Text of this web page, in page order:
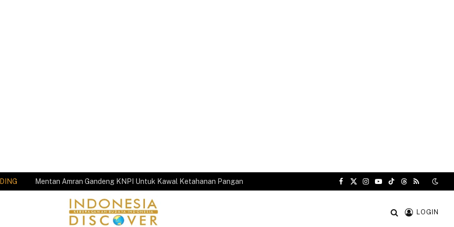
Mentan Amran Gandeng KNPI Untuk Kawal Ketahanan Pangan
Facebook
X
Instagram
YouTube
TikTokThreads
RSS
LOGIN